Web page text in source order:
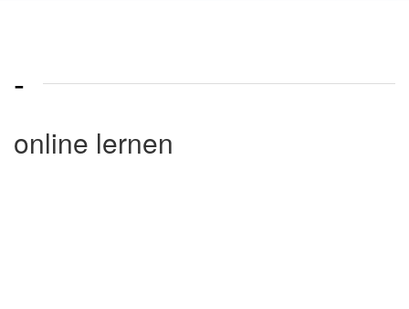
-
online lernen